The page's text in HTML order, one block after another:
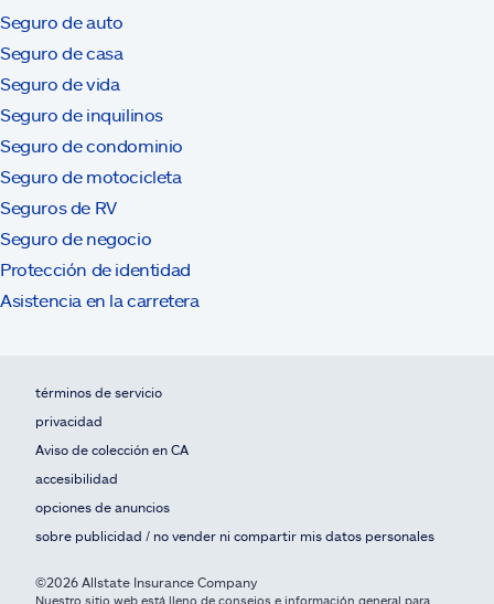
Seguro de auto
Seguro de casa
Seguro de vida
Seguro de inquilinos
Seguro de condominio
Seguro de motocicleta
Seguros de RV
Seguro de negocio
Protección de identidad
Asistencia en la carretera
términos de servicio
privacidad
Aviso de colección en CA
accesibilidad
opciones de anuncios
sobre publicidad / no vender ni compartir mis datos personales
©2026 Allstate Insurance Company
Nuestro sitio web está lleno de consejos e información general para